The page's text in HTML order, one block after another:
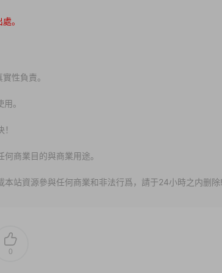
。
性負責。
。
商業目的與商業用途。
站資源參與任何商業和非法行爲，請于24小時之内删除!
0